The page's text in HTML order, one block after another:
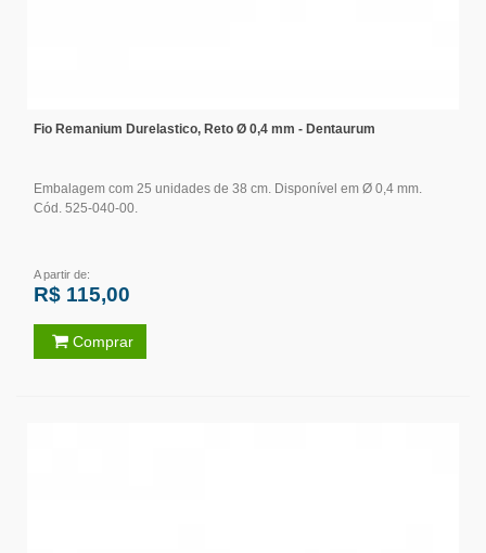
Fio Remanium Durelastico, Reto Ø 0,4 mm - Dentaurum
Embalagem com 25 unidades de 38 cm. Disponível em Ø 0,4 mm.
Cód. 525-040-00.
A partir de:
R$ 115,00
Comprar